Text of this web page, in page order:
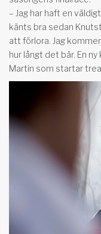
– Jag har haft en
känts bra sedan
att förlora. Jag
hur långt det bär. En
Martin som startar